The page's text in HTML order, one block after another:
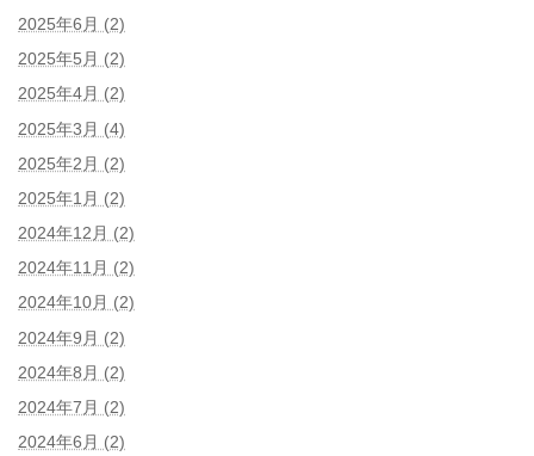
2025年6月 (2)
2025年5月 (2)
2025年4月 (2)
2025年3月 (4)
2025年2月 (2)
2025年1月 (2)
2024年12月 (2)
2024年11月 (2)
2024年10月 (2)
2024年9月 (2)
2024年8月 (2)
2024年7月 (2)
2024年6月 (2)